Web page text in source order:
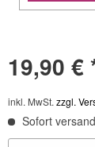
19,90 €
inkl. MwSt.zzgl.
Sofort